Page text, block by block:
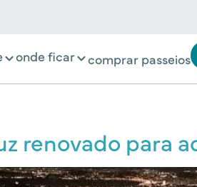
onde ficar comprar passeios
renovado para